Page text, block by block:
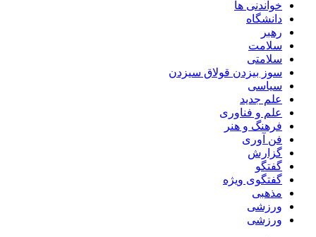
خواندنی ها
دانشگاه
رهبر
سلامت
سلامتی
سوز بیزدن قولاق سیزدن
سیاسی
علم جدید
علم و فناوری
فرهنگ و هنر
فن آوری
گزارش
گفتگو
گفتگوی ویژه
مذهبی
ورزشی
ورزشی